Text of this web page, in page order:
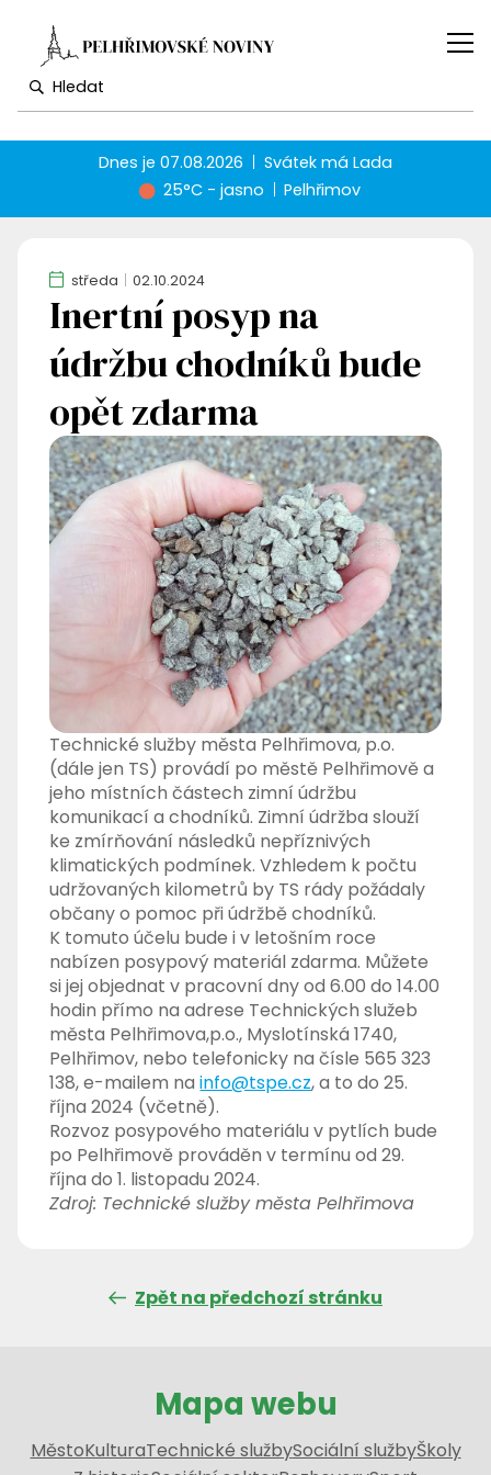
Dnes je07.08.2026 Svátek má Lada
25°C - jasno
Pelhřimov
středa 02.10.2024
Inertní posyp na
údržbu chodníků bude
opět zdarma
Technické služby města Pelhřimova, p.o.
(dále jen TS) provádí po městě Pelhřimově a
jeho místních částech zimní údržbu
komunikací a chodníků. Zimní údržba slouží
ke zmírňování následků nepříznivých
klimatických podmínek. Vzhledem k počtu
udržovaných kilometrů by TS rády požádaly
občany o pomoc při údržbě chodníků.
K tomuto účelu bude i v letošním roce
nabízen posypový materiál zdarma. Můžete
si jej objednat v pracovní dny od 6.00 do 14.00
hodin přímo na adrese Technických služeb
města Pelhřimova,p.o., Myslotínská 1740,
Pelhřimov, nebo telefonicky na čísle 565 323
138, e-mailem nainfo@tspe.cz, a to do 25.
října 2024 (včetně).
Rozvoz posypového materiálu v pytlích bude
po Pelhřimově prováděn v termínu od 29.
října do 1. listopadu 2024.
Zdroj: Technické služby města Pelhřimova
Zpět na předchozí stránku
Mapa webu
MěstoKulturaTechnické službySociální službyŠkoly